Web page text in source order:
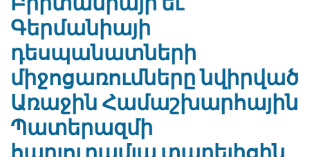
Գերմանիայի
դեսպանատների
միջոցառումները նվիրված
Առաջին Համաշխարհային
Պատերազմի
հարյուրամյա տարելիցին